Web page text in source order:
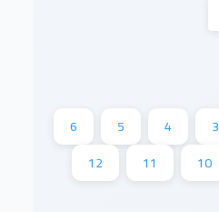
3
4
5
6
10
11
12